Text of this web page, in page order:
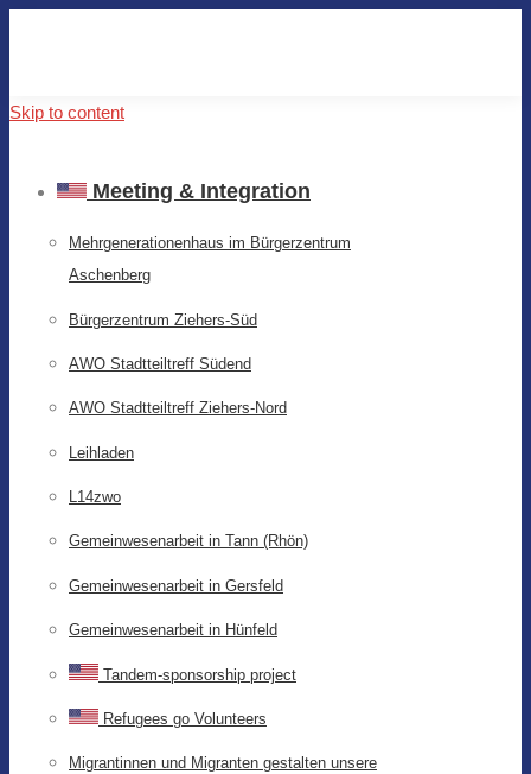
Skip to content
Meeting & Integration
Mehrgenerationenhaus im Bürgerzentrum
Aschenberg
Bürgerzentrum Ziehers-Süd
AWO Stadtteiltreff Südend
AWO Stadtteiltreff Ziehers-Nord
Leihladen
L14zwo
Gemeinwesenarbeit in Tann (Rhön)
Gemeinwesenarbeit in Gersfeld
Gemeinwesenarbeit in Hünfeld
Tandem-sponsorship project
Refugees go Volunteers
Migrantinnen und Migranten gestalten unsere